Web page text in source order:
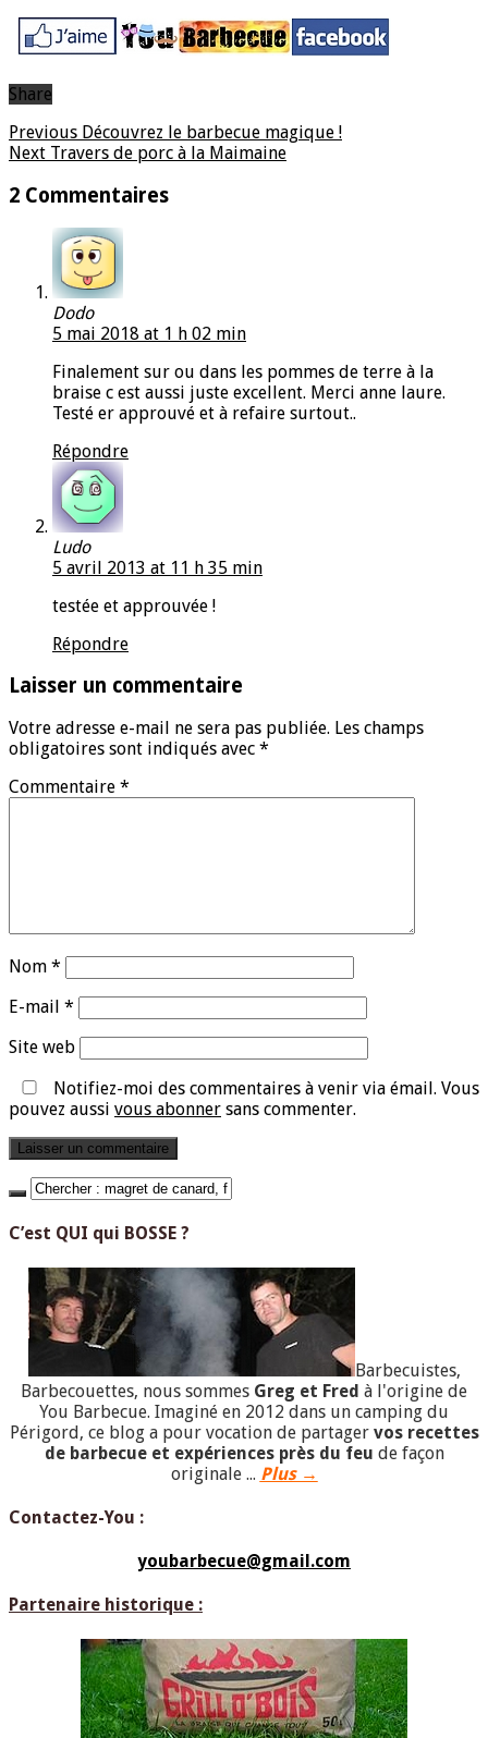
Share
Previous Découvrez le barbecue magique !
Next Travers de porc à la Maimaine
2 Commentaires
Dodo
5 mai 2018 at 1 h 02 min
Finalement sur ou dans les pommes de terre à la
braise c est aussi juste excellent. Merci anne laure.
Testé er approuvé et à refaire surtout..
Répondre
Ludo
5 avril 2013 at 11 h 35 min
testée et approuvée !
Répondre
Laisser un commentaire
Votre adresse e-mail ne sera pas publiée. Les champs
obligatoires sont indiqués avec *
Commentaire *
Nom *
E-mail *
Site web
Notifiez-moi des commentaires à venir via émail. Vous
pouvez aussi vous abonner sans commenter.
C’est QUI qui BOSSE ?
Barbecuistes,
Barbecouettes, nous sommes Greg et Fred à l'origine de
You Barbecue. Imaginé en 2012 dans un camping du
Périgord, ce blog a pour vocation de partager vos recettes
de barbecue et expériences près du feu de façon
originale ... Plus →
Contactez-You :
youbarbecue@gmail.com
Partenaire historique :